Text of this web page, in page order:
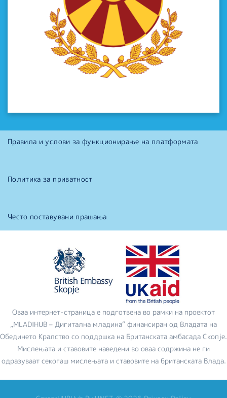
Правила и услови за функционирање на платформата
Политика за приватност
Често поставувани прашања
Оваа интернет-страница е подготвена во рамки на проектот
„MLADIHUB – Дигитална младина“ финансиран од Владата на
Обединето Кралство со поддршка на Британската амбасада Скопје.
Мислењата и ставовите наведени во оваа содржина не ги
одразуваат секогаш мислењата и ставовите на британската Влада.